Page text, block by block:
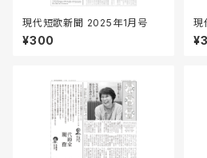
現代短歌新聞 2025年1月号
¥300
現